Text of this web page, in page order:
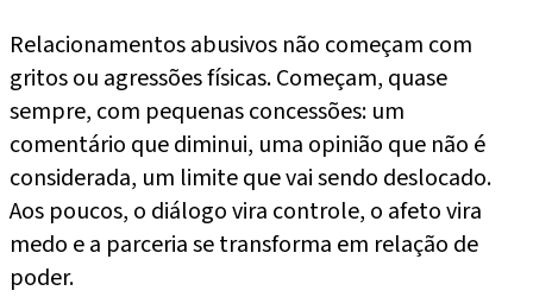
Relacionamentos abusivos não começam com
gritos ou agressões físicas. Começam, quase
sempre, com pequenas concessões: um
comentário que diminui, uma opinião que não é
considerada, um limite que vai sendo deslocado.
Aos poucos, o diálogo vira controle, o afeto vira
medo e a parceria se transforma em relação de
poder.